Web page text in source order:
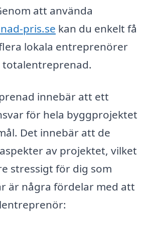
att använda
pris.se kan du enkelt få
lokala entreprenörer
innebär att ett
för hela byggprojektet
Det innebär att de
av projektet, vilket
stressigt för dig som
är några fördelar med att